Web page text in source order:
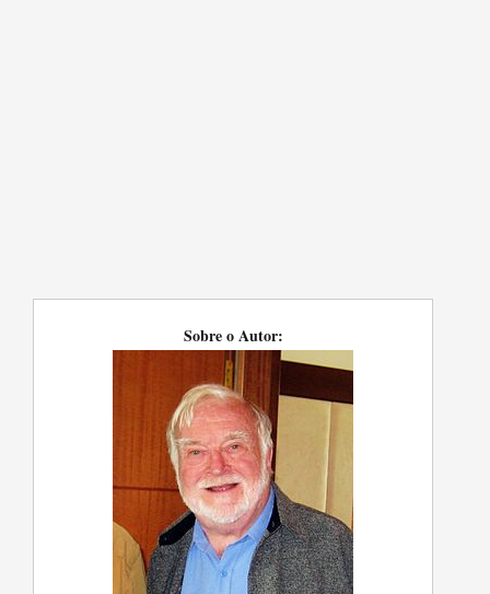
Sobre o Autor: